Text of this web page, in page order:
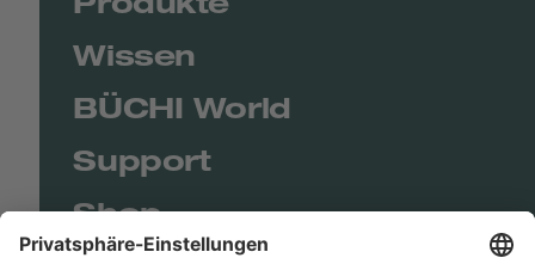
Wissen
BÜCHI World
Support
Shop